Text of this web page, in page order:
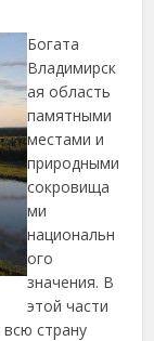
Богата
Владимирск
ая область
памятными
местами и
природными
сокровища
ми
национальн
ого
значения. В
этой части
страну